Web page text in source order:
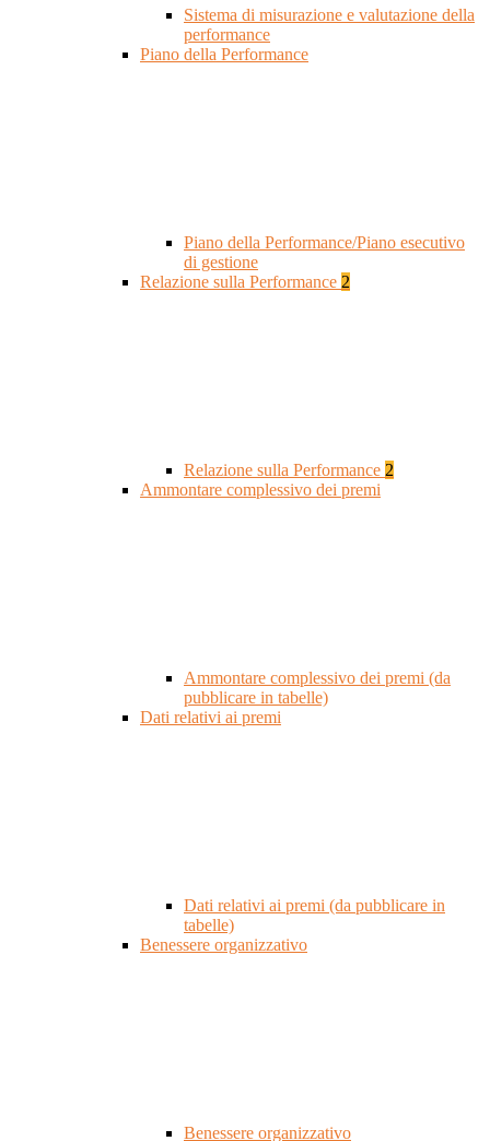
Sistema di misurazione e valutazione della
performance
Piano della Performance
Piano della Performance/Piano esecutivo
di gestione
Relazione sulla Performance 2
Relazione sulla Performance 2
Ammontare complessivo dei premi
Ammontare complessivo dei premi (da
pubblicare in tabelle)
Dati relativi ai premi
Dati relativi ai premi (da pubblicare in
tabelle)
Benessere organizzativo
Benessere organizzativo